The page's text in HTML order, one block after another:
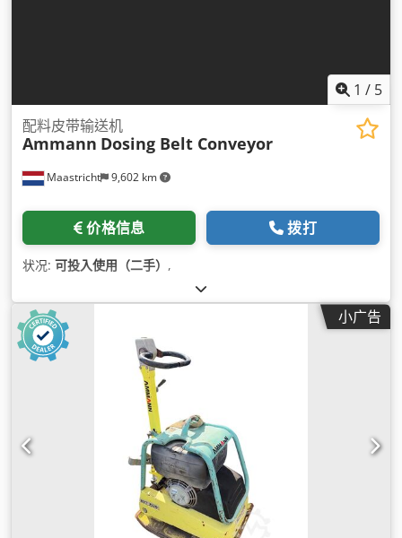
1 / 5
Maastricht 9,602 km
配料皮带输送机
Ammann Dosing Belt Conveyor
价格信息 拨打
状况: 可投入使用（二手） ,
小广告